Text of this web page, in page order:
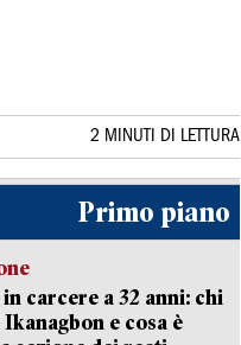
2 MINUTI DI LETTURA
Primo piano
carcere a 32 anni: chi
e cosa è